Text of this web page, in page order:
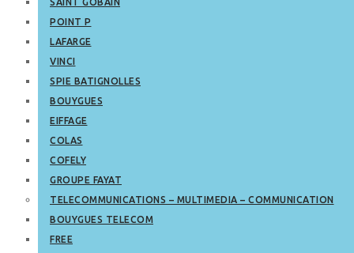
POINT P
LAFARGE
VINCI
SPIE BATIGNOLLES
BOUYGUES
EIFFAGE
COLAS
COFELY
GROUPE FAYAT
TELECOMMUNICATIONS – MULTIMEDIA – COMMUNICATION
BOUYGUES TELECOM
FREE